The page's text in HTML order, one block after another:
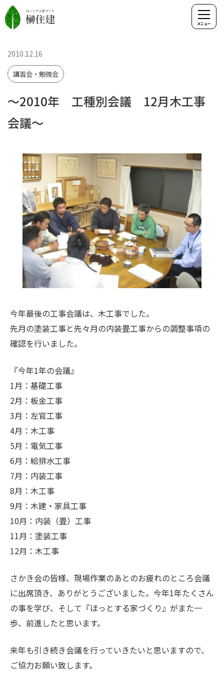
～2010年 工種別会議 12月木工事
会議～
2010.12.16
講習会・勉強会
今年最後の工事会議は、木工事でした。
先月の塗装工事と先々月の内装畳工事からの調整事項の
確認を行いました。
『今年1年の会議』
1月： 基礎工事
2月： 板金工事
3月：左官工事
4月：木工事
5月：電気工事
6月： 給排水工事
7月： 内装工事
8月： 木工事
9月： 木建・家具工事
10月：内装（畳）工事
11月：塗装工事
12月：木工事
さかき会の皆様、現場作業のあとのお疲れのところ会議
に出席頂き、ありがとうございました。今年1年たくさん
の事を学び、そして『ほっとする家づくり』がまた一
歩、前進したと思います。
来年も引き続き会議を行っていきたいと思いますので、
ご協力お願い致します。